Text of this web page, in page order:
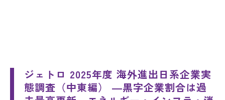
ジェトロ 2025年度 海外進出日系企業実
態調査（中東編） ―黒字企業割合は過